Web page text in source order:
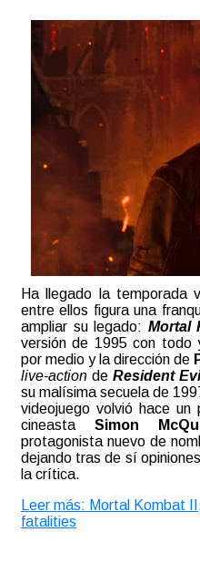
Ha llegado la temporada
entre ellos figura una
ampliar su legado: Mortal
versión de 1995 con todo
por medio y la dirección de
live-action de Resident
su malísima secuela de
videojuego volvió hace
cineasta Simon
protagonista nuevo de
dejando tras de sí
la crítica.
Leer más: Mortal Kombat
fatalities